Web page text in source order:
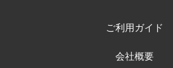
ご利用ガイド
会社概要